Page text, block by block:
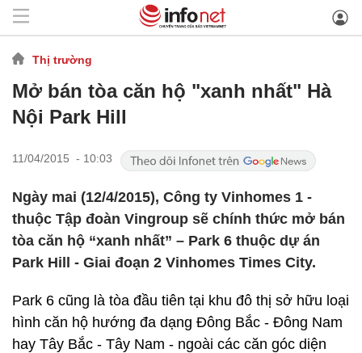
Thị trường
Mở bán tòa căn hộ "xanh nhất" Hà
Nội Park Hill
11/04/2015 - 10:03
Ngày mai (12/4/2015), Công ty Vinhomes 1 -
thuộc Tập đoàn Vingroup sẽ chính thức mở bán
tòa căn hộ “xanh nhất” – Park 6 thuộc dự án
Park Hill - Giai đoạn 2 Vinhomes Times City.
Park 6 cũng là tòa đầu tiên tại khu đô thị sở hữu loại
hình căn hộ hướng đa dạng Đông Bắc - Đông Nam
hay Tây Bắc - Tây Nam - ngoài các căn góc diện